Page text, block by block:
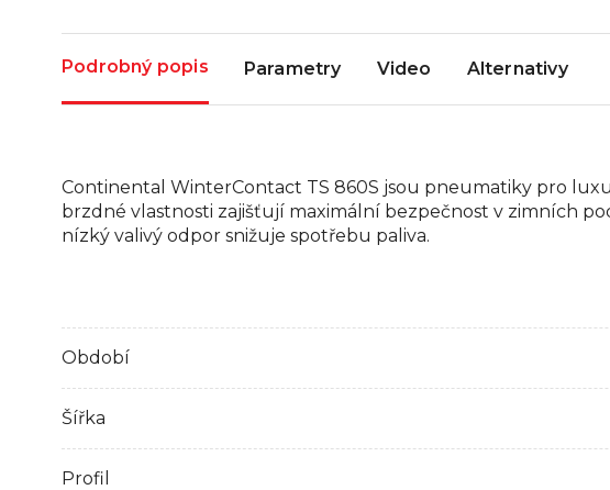
Podrobný popis Parametry Video Alternativy
Continental WinterContact TS 860S jsou pneumatiky pro
brzdné vlastnosti zajišťují maximální bezpečnost v zimních
nízký valivý odpor snižuje spotřebu paliva.
Období
Šířka
Profil